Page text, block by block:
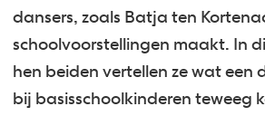
dansers, zoals Batja ten
schoolvoorstellingen maakt. In
hen beiden vertellen ze wat een
bij basisschoolkinderen teweeg